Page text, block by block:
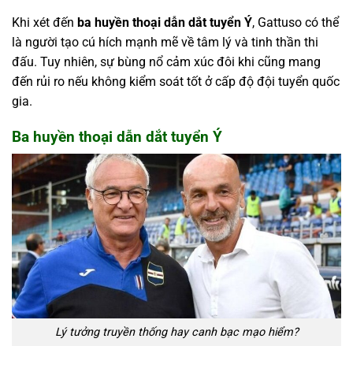
Khi xét đến ba huyền thoại dẫn dắt tuyển Ý, Gattuso có thể
là người tạo cú hích mạnh mẽ về tâm lý và tinh thần thi
đấu. Tuy nhiên, sự bùng nổ cảm xúc đôi khi cũng mang
đến rủi ro nếu không kiểm soát tốt ở cấp độ đội tuyển quốc
gia.
Ba huyền thoại dẫn dắt tuyển Ý
Lý tưởng truyền thống hay canh bạc mạo hiểm?